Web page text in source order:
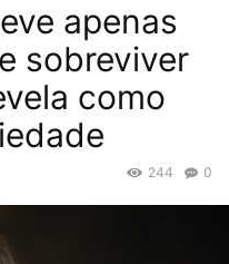
apenas
sobreviver
como
0
244